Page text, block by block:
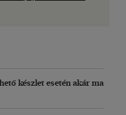
készlet esetén akár ma